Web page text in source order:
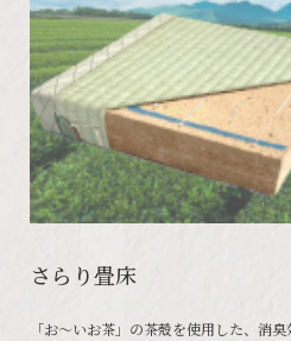
さらり畳床
「お～いお茶」の茶殻を使用した、消